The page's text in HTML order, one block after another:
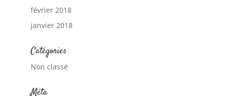
février 2018
janvier 2018
Catégories
Non classé
Méta